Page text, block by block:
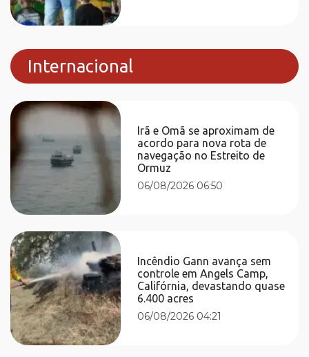
Internacional
Irã e Omã se aproximam de
acordo para nova rota de
navegação no Estreito de
Ormuz
06/08/2026 06:50
Incêndio Gann avança sem
controle em Angels Camp,
Califórnia, devastando quase
6.400 acres
06/08/2026 04:21